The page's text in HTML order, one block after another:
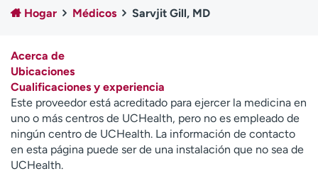
Atención a medios de
comunicación
Contáctenos Noticias e historias
A
y
ú
d
Hogar Médicos Sarvjit Gill, MD
Acerca de
Ubicaciones
Cualificaciones y experiencia
Este proveedor está acreditado para ejercer la medicina en
uno o más centros de UCHealth, pero no es empleado de
ningún centro de UCHealth. La información de contacto
en esta página puede ser de una instalación que no sea de
UCHealth.